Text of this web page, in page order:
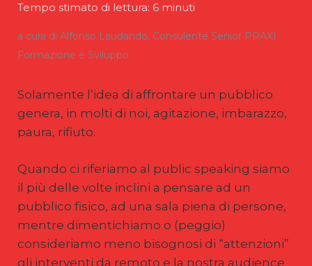
Tempo stimato di lettura: 6 minuti
a cura di Alfonso Laudando, Consulente Senior PRAXI
Formazione e Sviluppo
Solamente l’idea di affrontare un pubblico
genera, in molti di noi, agitazione, imbarazzo,
paura, rifiuto.
Quando ci riferiamo al public speaking siamo
il più delle volte inclini a pensare ad un
pubblico fisico, ad una sala piena di persone,
mentre dimentichiamo o (peggio)
consideriamo meno bisognosi di “attenzioni”
gli interventi da remoto e la nostra audience